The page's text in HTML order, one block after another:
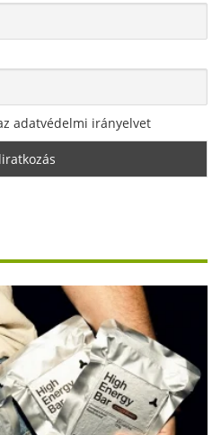
adatvédelmi irányelvet